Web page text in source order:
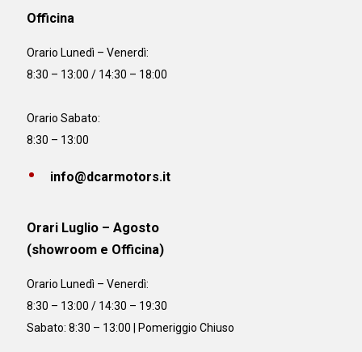
Officina
Orario Lunedì – Venerdì:
8:30 – 13:00 / 14:30 – 18:00
Orario Sabato:
8:30 – 13:00
info@dcarmotors.it
Orari Luglio – Agosto
(showroom e Officina)
Orario Lunedì – Venerdì:
8:30 – 13:00 / 14:30 – 19:30
Sabato: 8:30 – 13:00 | Pomeriggio Chiuso